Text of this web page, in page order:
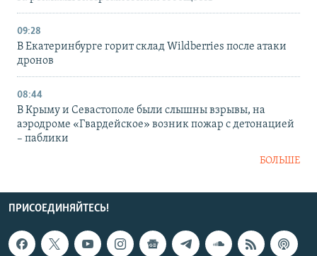
09:28
В Екатеринбурге горит склад Wildberries после атаки
дронов
08:44
В Крыму и Севастополе были слышны взрывы, на
аэродроме «Гвардейское» возник пожар с детонацией
– паблики
БОЛЬШЕ
ПРИСОЕДИНЯЙТЕСЬ!